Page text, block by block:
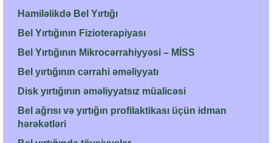
Hamiləlikdə Bel Yırtığı
Bel Yırtığının Fizioterapiyası
Bel Yırtığının Mikrocərrahiyyəsi – MİSS
Bel yırtığının cərrahi əməliyyatı
Disk yırtığının əməliyyatsız müalicəsi
Bel ağrısı və yırtığın profilaktikası üçün idman
hərəkətləri